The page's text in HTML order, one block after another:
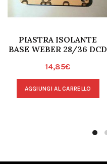
PIASTRA ISOLANTE
BASE WEBER 28/36 DCD
14,85€
AGGIUNGI AL CARRELLO